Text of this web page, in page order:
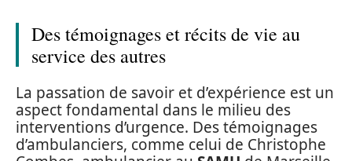
Des témoignages et récits de vie au
service des autres
La passation de savoir et d’expérience est un
aspect fondamental dans le milieu des
interventions d’urgence. Des témoignages
d’ambulanciers, comme celui de Christophe